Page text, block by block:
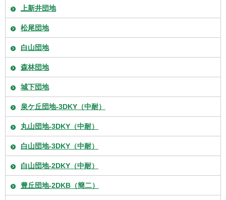
上新井団地
松尾団地
白山団地
森林団地
城下団地
泉ケ丘団地-3DKY（中耐）
丸山団地-3DKY（中耐）
白山団地-3DKY（中耐）
白山団地-2DKY（中耐）
豊丘団地-2DKB（簡二）